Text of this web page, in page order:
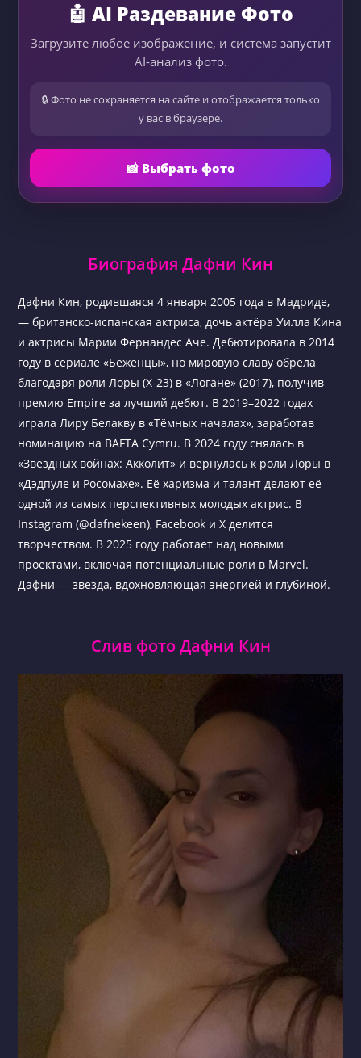
🤖 AI Раздевание Фото
Загрузите любое изображение, и система запустит
AI-анализ фото.
🔒 Фото не сохраняется на сайте и отображается только
у вас в браузере.
📸 Выбрать фото
Биография Дафни Кин
Дафни Кин, родившаяся 4 января 2005 года в Мадриде,
— британско-испанская актриса, дочь актёра Уилла Кина
и актрисы Марии Фернандес Аче. Дебютировала в 2014
году в сериале «Беженцы», но мировую славу обрела
благодаря роли Лоры (X-23) в «Логане» (2017), получив
премию Empire за лучший дебют. В 2019–2022 годах
играла Лиру Белакву в «Тёмных началах», заработав
номинацию на BAFTA Cymru. В 2024 году снялась в
«Звёздных войнах: Акколит» и вернулась к роли Лоры в
«Дэдпуле и Росомахе». Её харизма и талант делают её
одной из самых перспективных молодых актрис. В
Instagram (@dafnekeen), Facebook и X делится
творчеством. В 2025 году работает над новыми
проектами, включая потенциальные роли в Marvel.
Дафни — звезда, вдохновляющая энергией и глубиной.
Слив фото Дафни Кин